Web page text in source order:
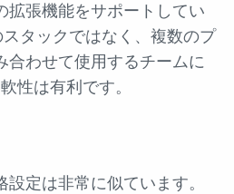
拡張機能をサポートしてい
タックではなく、複数のプ
合わせて使用するチームに
性は有利です。
定は非常に似ています。